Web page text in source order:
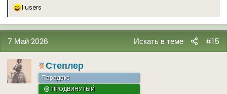
Р
е
а
ц
и
и
:
1 users
7 Май 2026 Искать в теме #15
Степлер
Парадокс
ПРОДВИНУТЫЙ